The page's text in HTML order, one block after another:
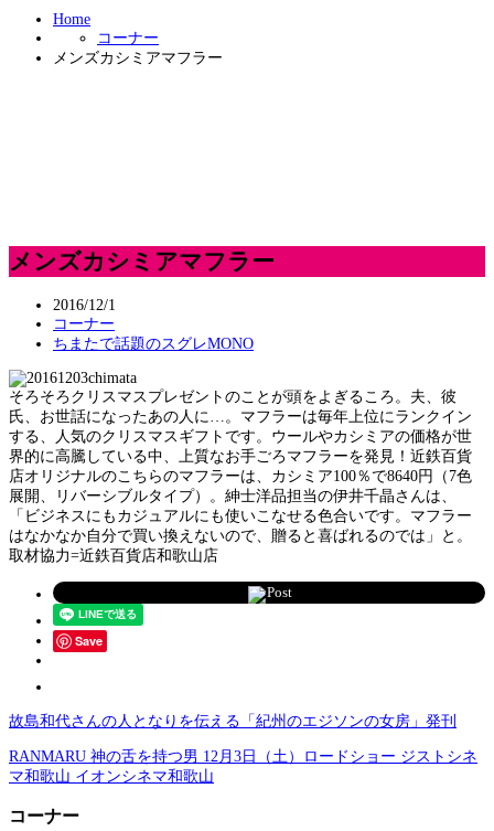
Home
コーナー
メンズカシミアマフラー
メンズカシミアマフラー
2016/12/1
コーナー
ちまたで話題のスグレMONO
そろそろクリスマスプレゼントのことが頭をよぎるころ。夫、彼
氏、お世話になったあの人に…。マフラーは毎年上位にランクイン
する、人気のクリスマスギフトです。ウールやカシミアの価格が世
界的に高騰している中、上質なお手ごろマフラーを発見！近鉄百貨
店オリジナルのこちらのマフラーは、カシミア100％で8640円（7色
展開、リバーシブルタイプ）。紳士洋品担当の伊井千晶さんは、
「ビジネスにもカジュアルにも使いこなせる色合いです。マフラー
はなかなか自分で買い換えないので、贈ると喜ばれるのでは」と。
取材協力=近鉄百貨店和歌山店
Post
Save
故島和代さんの人となりを伝える「紀州のエジソンの女房」発刊
RANMARU 神の舌を持つ男 12月3日（土）ロードショー ジストシネ
マ和歌山 イオンシネマ和歌山
コーナー